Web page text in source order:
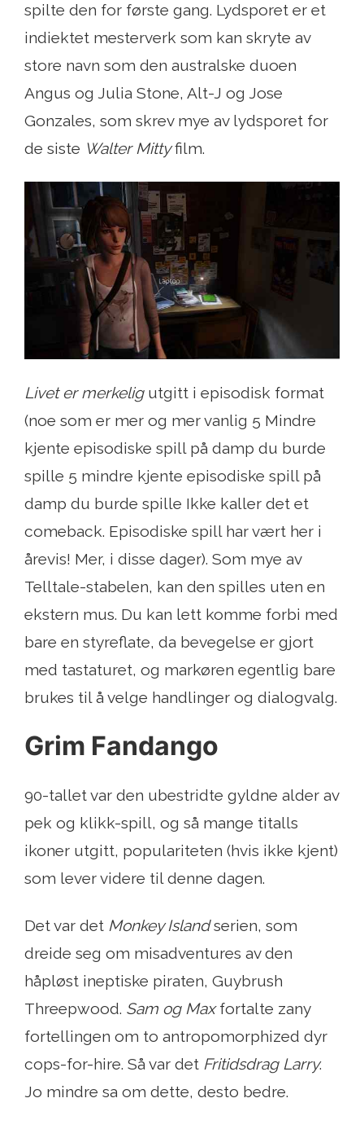
spilte den for første gang. Lydsporet er et
indiektet mesterverk som kan skryte av
store navn som den australske duoen
Angus og Julia Stone, Alt-J og Jose
Gonzales, som skrev mye av lydsporet for
de siste Walter Mittyfilm.
Livet er merkeligutgitt i episodisk format
(noe som er mer og mer vanlig 5 Mindre
kjente episodiske spill på damp du burde
spille 5 mindre kjente episodiske spill på
damp du burde spille Ikke kaller det et
comeback. Episodiske spill har vært her i
årevis! Mer, i disse dager). Som mye av
Telltale-stabelen, kan den spilles uten en
ekstern mus. Du kan lett komme forbi med
bare en styreflate, da bevegelse er gjort
med tastaturet, og markøren egentlig bare
brukes til å velge handlinger og dialogvalg.
Grim Fandango
90-tallet var den ubestridte gyldne alder av
pek og klikk-spill, og så mange titalls
ikoner utgitt, populariteten (hvis ikke kjent)
som lever videre til denne dagen.
Det var det Monkey Islandserien, som
dreide seg om misadventures av den
håpløst ineptiske piraten, Guybrush
Threepwood. Sam og Maxfortalte zany
fortellingen om to antropomorphized dyr
cops-for-hire. Så var det Fritidsdrag Larry.
Jo mindre sa om dette, desto bedre.